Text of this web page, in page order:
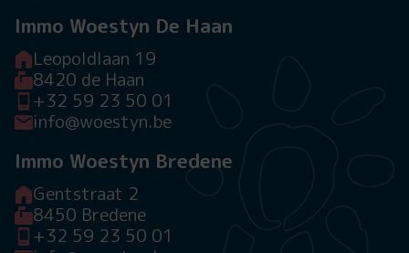
Immo Woestyn De Haan
Leopoldlaan 19
8420 de Haan
+32 59 23 50 01
info@woestyn.be
Immo Woestyn Bredene
Gentstraat 2
8450 Bredene
+32 59 23 50 01